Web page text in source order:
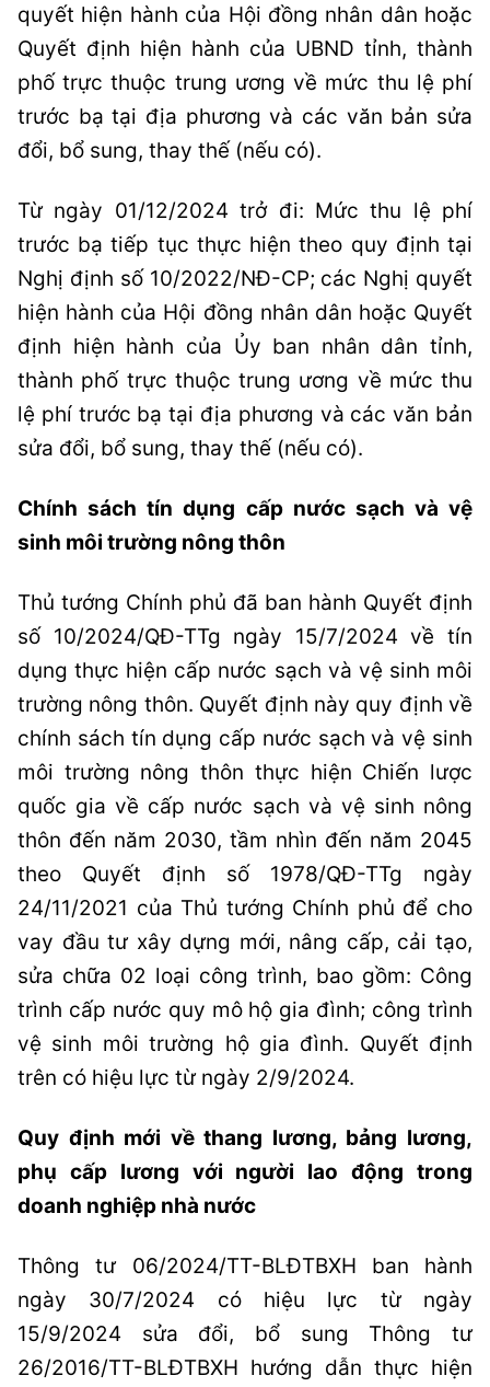
quyết hiện hành của Hội đồng nhân dân hoặc
Quyết định hiện hành của UBND tỉnh, thành
phố trực thuộc trung ương về mức thu lệ phí
trước bạ tại địa phương và các văn bản sửa
đổi, bổ sung, thay thế (nếu có).
Từ ngày 01/12/2024 trở đi: Mức thu lệ phí
trước bạ tiếp tục thực hiện theo quy định tại
Nghị định số 10/2022/NĐ-CP; các Nghị quyết
hiện hành của Hội đồng nhân dân hoặc Quyết
định hiện hành của Ủy ban nhân dân tỉnh,
thành phố trực thuộc trung ương về mức thu
lệ phí trước bạ tại địa phương và các văn bản
sửa đổi, bổ sung, thay thế (nếu có).
Chính sách tín dụng cấp nước sạch và vệ
sinh môi trường nông thôn
Thủ tướng Chính phủ đã ban hành Quyết định
số 10/2024/QĐ-TTg ngày 15/7/2024 về tín
dụng thực hiện cấp nước sạch và vệ sinh môi
trường nông thôn. Quyết định này quy định về
chính sách tín dụng cấp nước sạch và vệ sinh
môi trường nông thôn thực hiện Chiến lược
quốc gia về cấp nước sạch và vệ sinh nông
thôn đến năm 2030, tầm nhìn đến năm 2045
theo Quyết định số 1978/QĐ-TTg ngày
24/11/2021 của Thủ tướng Chính phủ để cho
vay đầu tư xây dựng mới, nâng cấp, cải tạo,
sửa chữa 02 loại công trình, bao gồm: Công
trình cấp nước quy mô hộ gia đình; công trình
vệ sinh môi trường hộ gia đình. Quyết định
trên có hiệu lực từ ngày 2/9/2024.
Quy định mới về thang lương, bảng lương,
phụ cấp lương với người lao động trong
doanh nghiệp nhà nước
Thông tư 06/2024/TT-BLĐTBXH ban hành
ngày 30/7/2024 có hiệu lực từ ngày
15/9/2024 sửa đổi, bổ sung Thông tư
26/2016/TT-BLĐTBXH hướng dẫn thực hiện